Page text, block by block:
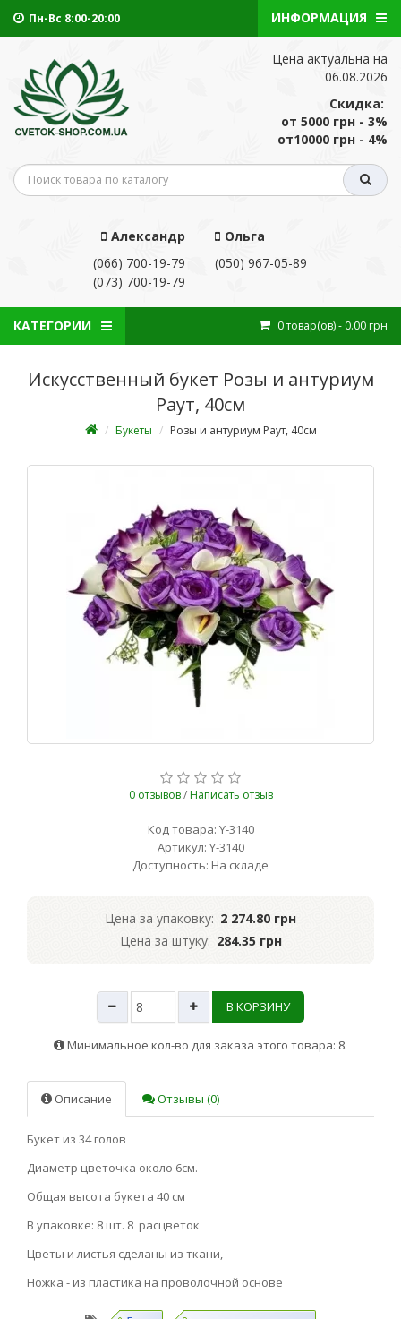
ИНФОРМАЦИЯ
Пн-Вс 8:00-20:00
Александр
(066) 700-19-79
(073) 700-19-79
Ольга
(050) 967-05-89
Цена актуальна на
06.08.2026
Скидка:
от 5000 грн - 3%
от10000 грн - 4%
0товар(ов)- 0.00 грн
КАТЕГОРИИ
Искусственный букет Розы и антуриум
Раут, 40см
Букеты Розы и антуриум Раут, 40см
0 отзывов/ Написать отзыв
Код товара: Y-3140
Артикул: Y-3140
Доступность: На складе
Цена за упаковку: 2 274.80 грн
Цена за штуку: 284.35 грн
В КОРЗИНУ
Минимальное кол-во для заказа этого товара: 8.
Описание Отзывы (0)
Букет из 34 голов
Диаметр цветочка около 6см.
Общая высота букета 40 см
В упаковке: 8 шт. 8 расцветок
Цветы и листья сделаны из ткани,
Ножка - из пластика на проволочной основе